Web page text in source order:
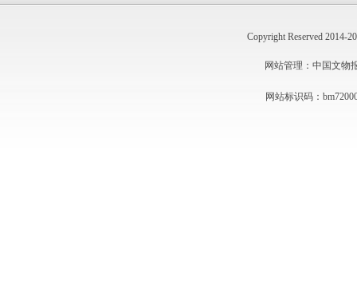
Copyright Reserved 2014-
网站管理：中国文物
网站标识码：